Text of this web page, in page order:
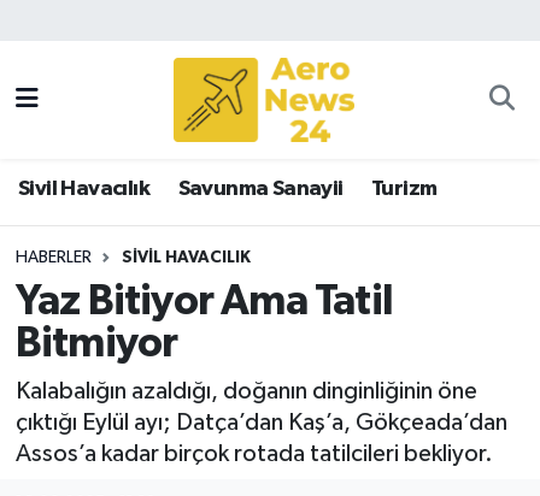
Sivil Havacılık Savunma Sanayii Turizm
HABERLER SIVIL HAVACILIK
Yaz Bitiyor Ama Tatil
Bitmiyor
Kalabalığın azaldığı, doğanın dinginliğinin öne
çıktığı Eylül ayı; Datça’dan Kaş’a, Gökçeada’dan
Assos’a kadar birçok rotada tatilcileri bekliyor.